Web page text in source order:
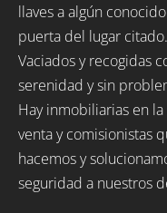
llaves a algún
puerta del lugar citado.
Vaciados y recogidas
serenidad y sin
Hay inmobiliarias en
venta y comisionistas
hacemos y
seguridad a nuestros